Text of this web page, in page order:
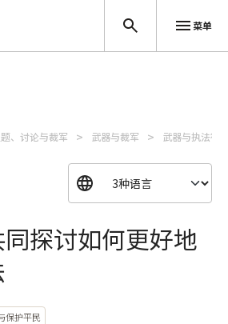
菜单
、讨论与裁军 武器与裁军 武器与执法行
探讨如何更好地
保护平民